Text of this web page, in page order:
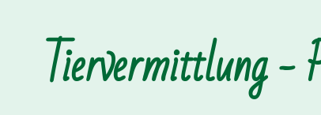
Tiervermittlung -